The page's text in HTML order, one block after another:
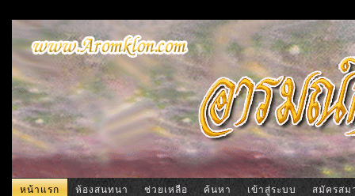
หน้าแรก ห้องสนทนา ช่วยเหลือ ค้นหา เข้าสู่ระบบ สมัครสม